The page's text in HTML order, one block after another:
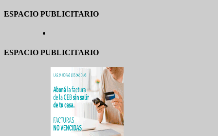
ESPACIO PUBLICITARIO
ESPACIO PUBLICITARIO